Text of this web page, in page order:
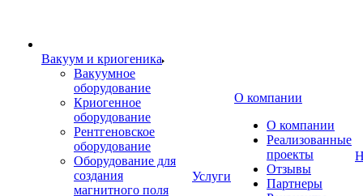
Вакуум и криогеника
Вакуумное
оборудование
Криогенное
оборудование
Рентгеновское
оборудование
Оборудование для
создания
магнитного поля
Услуги
О компании
О компании
Реализованные
проекты
Отзывы
Партнеры